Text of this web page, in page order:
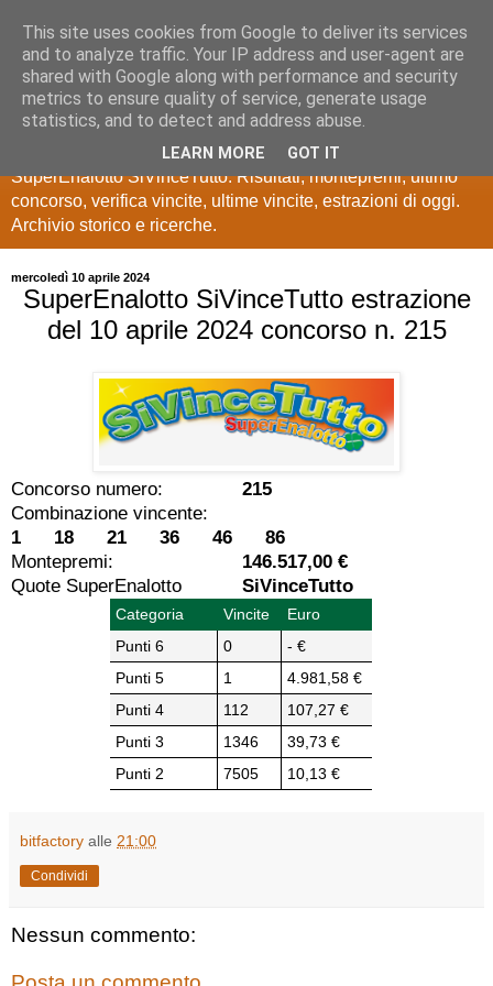
Estrazioni Lotto
SuperEnalotto
Ultime estrazioni di Lotto, SuperEnalotto, 10 e lotto,
SuperEnalotto SiVinceTutto. Risultati, montepremi, ultimo
concorso, verifica vincite, ultime vincite, estrazioni di oggi.
Archivio storico e ricerche.
mercoledì 10 aprile 2024
SuperEnalotto SiVinceTutto estrazione
del 10 aprile 2024 concorso n. 215
Concorso numero:
215
Combinazione vincente:
1 18 21 36 46 86
Montepremi:
146.517,00 €
Quote SuperEnalotto
SiVinceTutto
Categoria Vincite
Euro
Punti 6
0
- €
Punti 5
1
4.981,58 €
Punti 4
112
107,27 €
Punti 3
1346
39,73 €
Punti 2
7505 10,13 €
bitfactory alle 21:00
Condividi
Nessun commento:
This site uses cookies from Google to deliver its services
and to analyze traffic. Your IP address and user-agent are
shared with Google along with performance and security
metrics to ensure quality of service, generate usage
statistics, and to detect and address abuse.
LEARN MORE GOT IT